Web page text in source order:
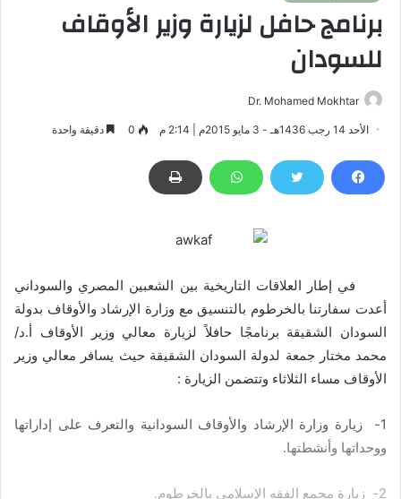
برنامج حافل لزيارة وزير الأوقاف
للسودان
Dr. Mohamed Mokhtar
الأحد 14 رجب 1436هـ - 3 مايو 2015م | 2:14 م 0 دقيقة واحدة
في إطار العلاقات التاريخية بين الشعبين المصري والسوداني
أعدت سفارتنا بالخرطوم بالتنسيق مع وزارة الإرشاد والأوقاف بدولة
السودان الشقيقة برنامجًا حافلاً لزيارة معالي وزير الأوقاف أ.د/
محمد مختار جمعة لدولة السودان الشقيقة حيث يسافر معالي وزير
الأوقاف مساء الثلاثاء وتتضمن الزيارة :
1- زيارة وزارة الإرشاد والأوقاف السودانية والتعرف على إداراتها
ووحداتها وأنشطتها.
2- زيارة مجمع الفقه الإسلامي بالخرطوم.